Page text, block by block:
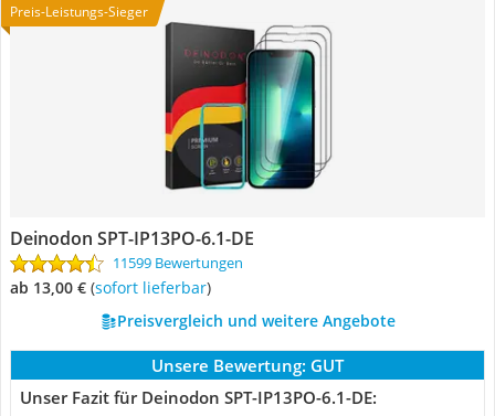
Preis-Leistungs-Sieger
Deinodon SPT-IP13PO-6.1-DE
11599 Bewertungen
ab 13,00 € ( Sofort lieferbar)
Preisvergleich und weitere Angebote
Unsere Bewertung: GUT
Unser Fazit für Deinodon SPT-IP13PO-6.1-DE: